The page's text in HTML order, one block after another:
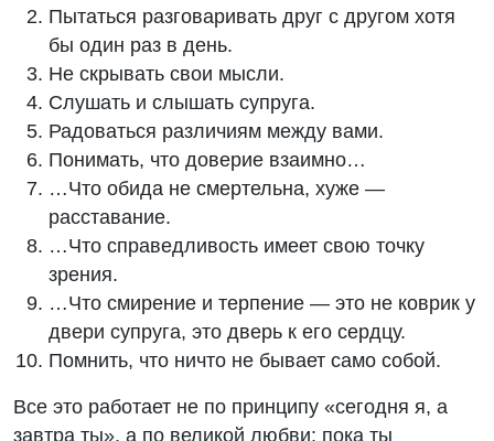
Пытаться разговаривать друг с другом хотя
бы один раз в день.
Не скрывать свои мысли.
Слушать и слышать супруга.
Радоваться различиям между вами.
Понимать, что доверие взаимно…
…Что обида не смертельна, хуже —
расставание.
…Что справедливость имеет свою точку
зрения.
…Что смирение и терпение — это не коврик у
двери супруга, это дверь к его сердцу.
Помнить, что ничто не бывает само собой.
Все это работает не по принципу «сегодня я, а
завтра ты», а по великой любви: пока ты